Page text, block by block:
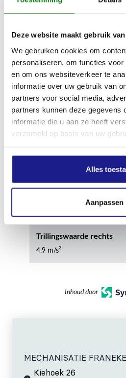
Deze website maakt gebruik
We gebruiken cookies om
personaliseren, om functies
en om ons websiteverkeer te
informatie over uw gebruik van
partners voor social media,
partners kunnen deze gegevens
informatie die u aan ze heeft
verzameld op basis van uw
Alles
Aanpassen
Zaagkettingsteek
Apparaatlengte met
243 mm
Geluidsdrukniveau
96.0 dB(A)
108.0 dB(A)
Trillingswaarde links
Trillingswaarde rechts
4.9 m/s²
Inhoud door
MECHANISATIE
Kiehoek 26